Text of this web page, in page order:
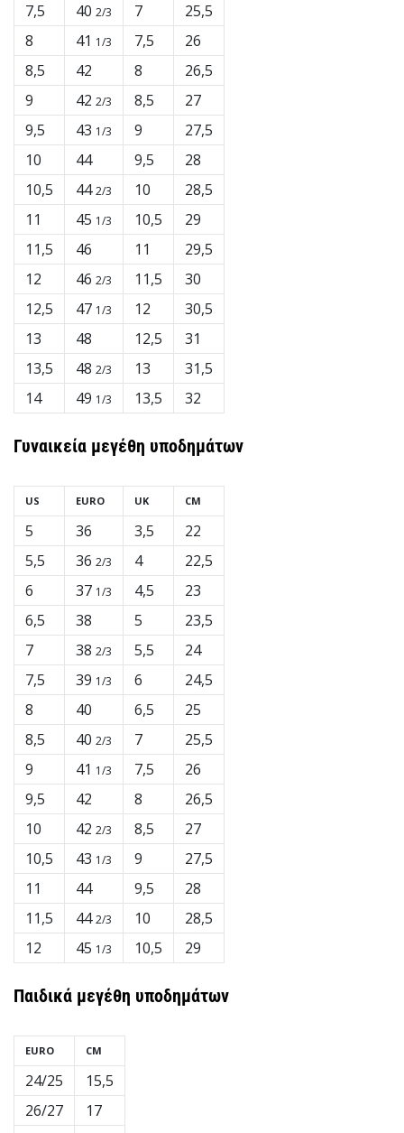
7,5
8
8,5
9
9,5
10
10,5
11
11,5
12
12,5
13
13,5
14
40 2/3
41 1/3
42
42 2/3
43 1/3
44
44 2/3
45 1/3
46
46 2/3
47 1/3
48
48 2/3
49 1/3
7
7,5
8
8,5
9
9,5
10
10,5
11
11,5
12
12,5
13
13,5
25,5
26
26,5
27
27,5
28
28,5
29
29,5
30
30,5
31
31,5
32
Γυναικεία μεγέθη υποδημάτων
US
5
5,5
6
6,5
7
7,5
8
8,5
9
9,5
10
10,5
11
11,5
12
EURO
36
36 2/3
37 1/3
38
38 2/3
39 1/3
40
40 2/3
41 1/3
42
42 2/3
43 1/3
44
44 2/3
45 1/3
UK
3,5
4
4,5
5
5,5
6
6,5
7
7,5
8
8,5
9
9,5
10
10,5
CM
22
22,5
23
23,5
24
24,5
25
25,5
26
26,5
27
27,5
28
28,5
29
Παιδικά μεγέθη υποδημάτων
EURO
24/25
26/27
CM
15,5
17